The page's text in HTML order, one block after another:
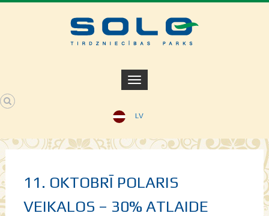
LV
11. OKTOBRĪ POLARIS
VEIKALOS – 30% ATLAIDE